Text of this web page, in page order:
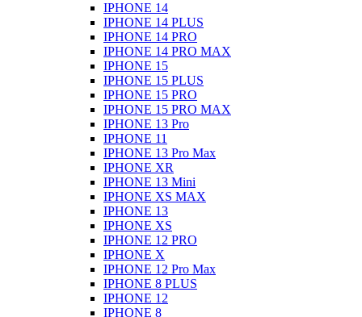
IPHONE 14
IPHONE 14 PLUS
IPHONE 14 PRO
IPHONE 14 PRO MAX
IPHONE 15
IPHONE 15 PLUS
IPHONE 15 PRO
IPHONE 15 PRO MAX
IPHONE 13 Pro
IPHONE 11
IPHONE 13 Pro Max
IPHONE XR
IPHONE 13 Mini
IPHONE XS MAX
IPHONE 13
IPHONE XS
IPHONE 12 PRO
IPHONE X
IPHONE 12 Pro Max
IPHONE 8 PLUS
IPHONE 12
IPHONE 8